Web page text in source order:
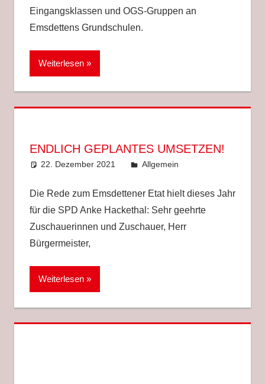
Eingangsklassen und OGS-Gruppen an
Emsdettens Grundschulen.
Weiterlesen
ENDLICH GEPLANTES UMSETZEN!
22. Dezember 2021 Anke Hackethal
Allgemein
Die Rede zum Emsdettener Etat hielt dieses Jahr
für die SPD Anke Hackethal: Sehr geehrte
Zuschauerinnen und Zuschauer, Herr
Bürgermeister,
Weiterlesen